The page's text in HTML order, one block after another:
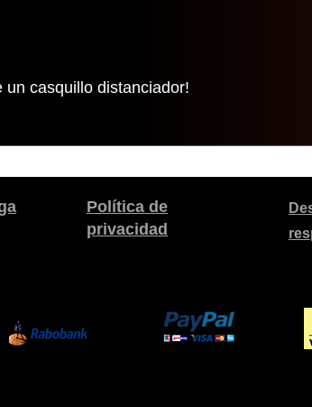
un casquillo distanciador!
Política de
privacidad